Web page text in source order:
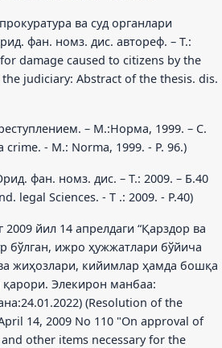
ва суд органлари
фан. номз. дис. автореф. – Т.:
damage caused to citizens by the
judiciary: Abstract of the thesis. dis.
– М.:Норма, 1999. – С.
- M.: Norma, 1999. - P. 96.)
фан. номз. дис. – Т.: 2009. – Б.40
legal Sciences. - T .: 2009. - P.40)
йил 14 апрелдаги “Қарздор ва
бўлган, ижро ҳужжатлари бўйича
жиҳозлари, кийимлар ҳамда бошқа
қарори. Элекирон манбаа:
(Resolution of the
14, 2009 No 110 "On approval of
other items necessary for the